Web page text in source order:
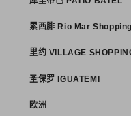
累西腓 Rio Mar Shopping
里约 VILLAGE
圣保罗 IGUATEMI
欧洲